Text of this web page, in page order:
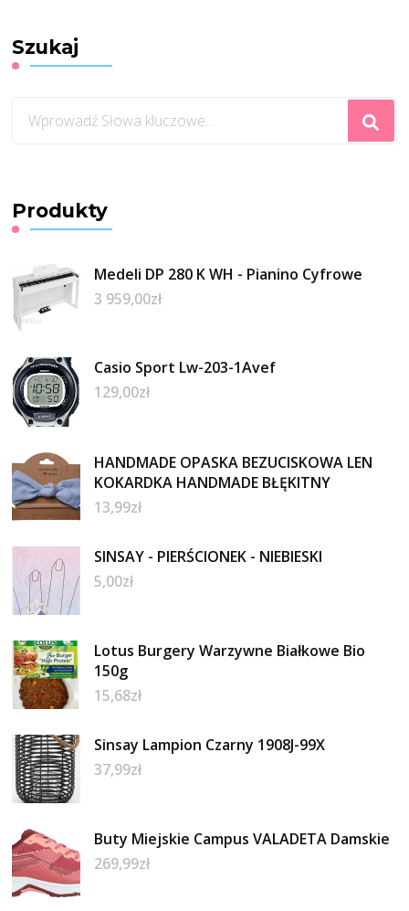
Szukaj
czegoś?
Produkty
Medeli DP 280 K WH - Pianino Cyfrowe
3 959,00zł
Casio Sport Lw-203-1Avef
129,00zł
HANDMADE OPASKA BEZUCISKOWA LEN
KOKARDKA HANDMADE BŁĘKITNY
13,99zł
SINSAY - PIERŚCIONEK - NIEBIESKI
5,00zł
Lotus Burgery Warzywne Białkowe Bio
150g
15,68zł
Sinsay Lampion Czarny 1908J-99X
37,99zł
Buty Miejskie Campus VALADETA Damskie
269,99zł